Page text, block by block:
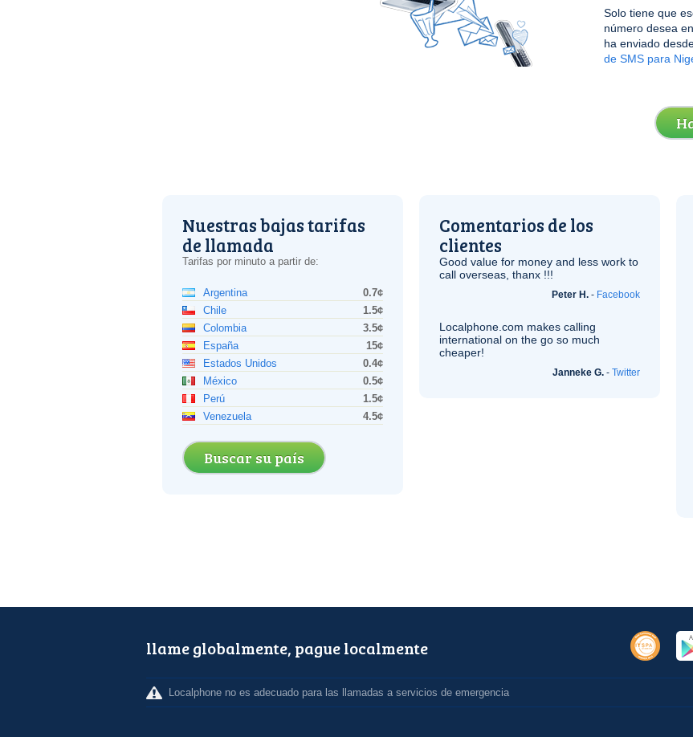
Solo tiene que
número desea
ha enviado
de SMS para
Nuestras bajas tarifas
de llamada
Tarifas por minuto a partir de:
Argentina
0.7¢
Chile
1.5¢
Colombia
3.5¢
España
15¢
Estados Unidos
0.4¢
México
0.5¢
Perú
1.5¢
Venezuela
4.5¢
Buscar su país
Comentarios de los
clientes
Good value for money and less work to
call overseas, thanx !!!
Peter H. - Facebook
Localphone.com makes calling
international on the go so much
cheaper!
Janneke G. - Twitter
llame globalmente, pague localmente
Localphone no es adecuado para las llamadas a servicios de emergencia